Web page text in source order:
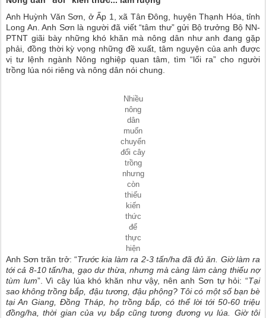
Anh Huỳnh Văn Sơn, ở Ấp 1, xã Tân Đông, huyện Thạnh Hóa, tỉnh
Long An. Anh Sơn là người đã viết “tâm thư” gửi Bộ trưởng Bộ NN-
PTNT giãi bày những khó khăn mà nông dân như anh đang gặp
phải, đồng thời kỳ vọng những đề xuất, tâm nguyện của anh được
vị tư lệnh ngành Nông nghiệp quan tâm, tìm “lối ra” cho người
trồng lúa nói riêng và nông dân nói chung.
Nhiều
nông
dân
muốn
chuyển
đổi cây
trồng
nhưng
còn
thiếu
kiến
thức
để
thực
hiện
Anh Sơn trăn trở: “Trước kia làm ra 2-3 tấn/ha đã đủ ăn. Giờ làm ra
tới cả 8-10 tấn/ha, gạo dư thừa, nhưng mà càng làm càng thiếu nợ
tùm lum”. Vì cây lúa khó khăn như vậy, nên anh Sơn tự hỏi: “Tại
sao không trồng bắp, đậu tương, đậu phộng? Tôi có một số bạn bè
tại An Giang, Đồng Tháp, họ trồng bắp, có thể lời tới 50-60 triệu
đồng/ha, thời gian của vụ bắp cũng tương đương vụ lúa. Giờ tôi